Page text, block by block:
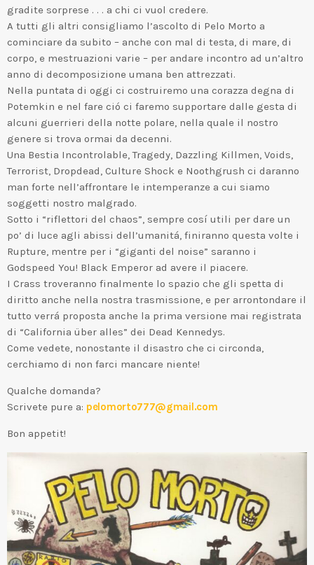
gradite sorprese . . . a chi ci vuol credere.
A tutti gli altri consigliamo l’ascolto di Pelo Morto a
cominciare da subito – anche con mal di testa, di mare, di
corpo, e mestruazioni varie – per andare incontro ad un’altro
anno di decomposizione umana ben attrezzati.
Nella puntata di oggi ci costruiremo una corazza degna di
Potemkin e nel fare ció ci faremo supportare dalle gesta di
alcuni guerrieri della notte polare, nella quale il nostro
genere si trova ormai da decenni.
Una Bestia Incontrolable, Tragedy, Dazzling Killmen, Voids,
Terrorist, Dropdead, Culture Shock e Noothgrush ci daranno
man forte nell’affrontare le intemperanze a cui siamo
soggetti nostro malgrado.
Sotto i “riflettori del chaos”, sempre cosí utili per dare un
po’ di luce agli abissi dell’umanitá, finiranno questa volte i
Rupture, mentre per i “giganti del noise” saranno i
Godspeed You! Black Emperor ad avere il piacere.
I Crass troveranno finalmente lo spazio che gli spetta di
diritto anche nella nostra trasmissione, e per arrontondare il
tutto verrá proposta anche la prima versione mai registrata
di “California über alles” dei Dead Kennedys.
Come vedete, nonostante il disastro che ci circonda,
cerchiamo di non farci mancare niente!
Qualche domanda?
Scrivete pure a: pelomorto777@gmail.com
Bon appetit!